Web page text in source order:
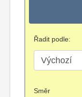
Řadit podle:
Směr